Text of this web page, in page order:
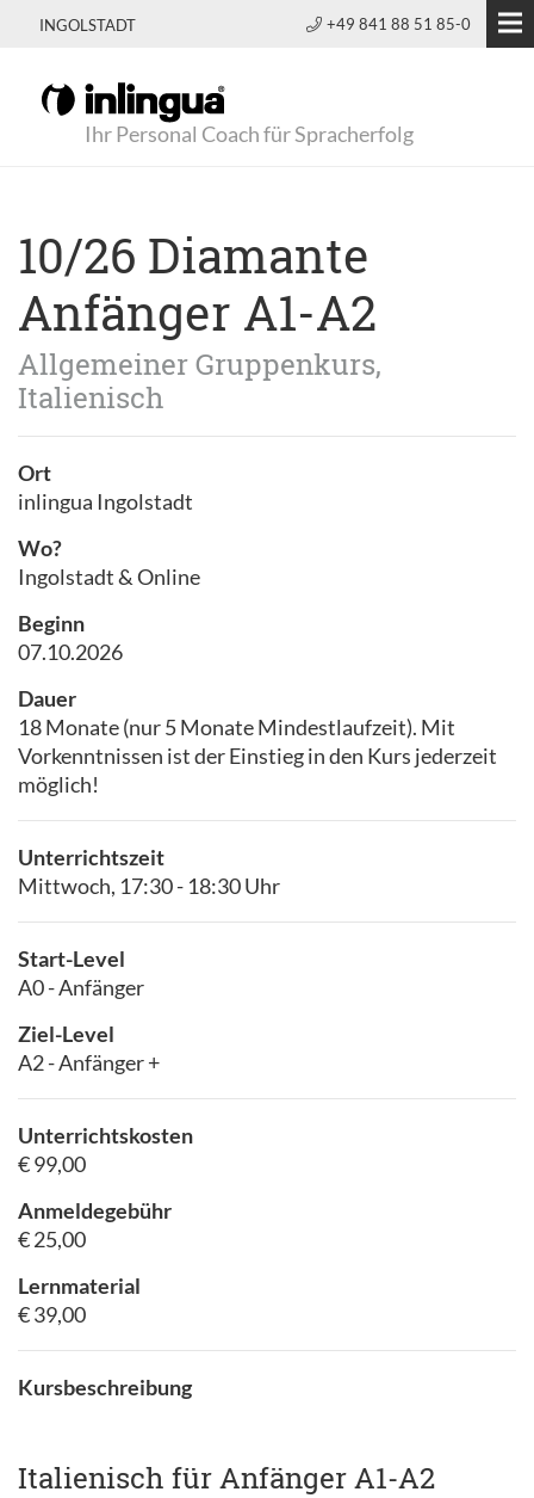
INGOLSTADT +49 841 88 51 85-0
Ihr Personal Coach für Spracherfolg
10/26 Diamante
Anfänger A1-A2
Allgemeiner Gruppenkurs,
Italienisch
Ort
inlingua Ingolstadt
Wo?
Ingolstadt & Online
Beginn
07.10.2026
Dauer
18 Monate (nur 5 Monate Mindestlaufzeit). Mit
Vorkenntnissen ist der Einstieg in den Kurs jederzeit
möglich!
Unterrichtszeit
Mittwoch, 17:30 - 18:30 Uhr
Start-Level
A0 - Anfänger
Ziel-Level
A2 - Anfänger +
Kursbeschreibung
Italienisch für Anfänger A1-A2
Unterrichtskosten
€ 99,00
Anmeldegebühr
€ 25,00
Lernmaterial
€ 39,00